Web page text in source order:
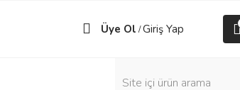
Üye Ol /Giriş Yap